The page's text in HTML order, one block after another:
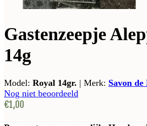
Gastenzeepje
14g
Model: Royal 14gr. | Merk: Savon
Nog niet beoordeeld
€1,00